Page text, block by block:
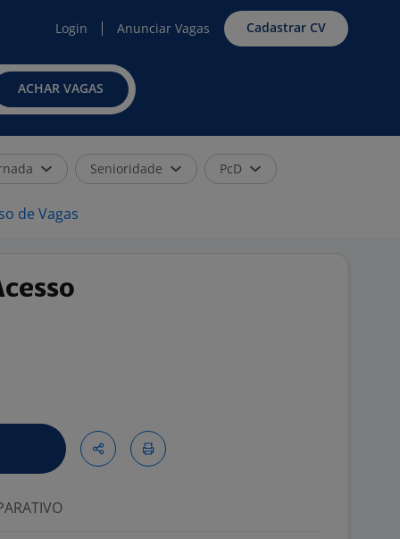
Login Anunciar Vagas Cadastrar CV
ACHAR VAGAS
Senioridade PcD
de Vagas